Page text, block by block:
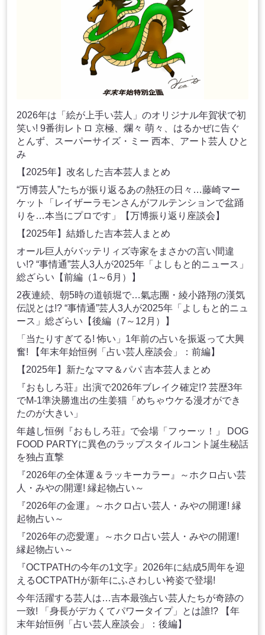
2026年は「絵が上手い芸人」のオリジナル年賀状で初
笑い! 9番街レトロ 京極、爛々 萌々、はるかぜに告ぐ
とんず、スーパーサイズ・ミー 西本、アート芸人 ひと
み
【2025年】改名した吉本芸人まとめ
“万博芸人”たちが振り返るあの熱狂の日々…藤崎マー
ケット「レイザーラモンさんがフルテンションで盆踊
りを…本当にプロです」【万博振り返り座談会】
【2025年】結婚した吉本芸人まとめ
オール巨人がバッテリィズ寺家をまさかの言い間違
い!? “事情通”芸人3人が2025年「よしもと的ニュース」
総ざらい【前編（1～6月）】
2夜連続、朝5時の道頓堀で…氣志團・綾小路翔の漢気
伝説とは!? “事情通”芸人3人が2025年「よしもと的ニュ
ース」総ざらい【後編（7～12月）】
「当たりすぎてる! 怖い」1年前の占いを振返って大興
奮! 【年末年始恒例「占い芸人座談会」：前編】
【2025年】新たなママ＆パパ 吉本芸人まとめ
『おもしろ荘』出演で2026年ブレイク確定!? 芸歴3年
でM-1準決勝進出の生姜猫「めちゃウケる漫才ができ
たのが大きい」
年越し恒例『おもしろ荘』で会場「フゥーッ！」 DOG
FOOD PARTYに異色のラップスタイルコント誕生秘話
を独占直撃
『2026年の全体運＆ラッキーカラー』～ホクロ占い芸
人・みやの開運! 縁起物占い～
『2026年の金運』～ホクロ占い芸人・みやの開運! 縁
起物占い～
『2026年の恋愛運』～ホクロ占い芸人・みやの開運!
縁起物占い～
『OCTPATHの今年の1文字』2026年に結成5周年を迎
えるOCTPATHが新年にふさわしい袴姿で登場!
今年活躍する芸人は…吉本最強占い芸人たちが奇跡の
一致! 「身長がデカくてパワータイプ」とは誰!? 【年
末年始恒例「占い芸人座談会」：後編】